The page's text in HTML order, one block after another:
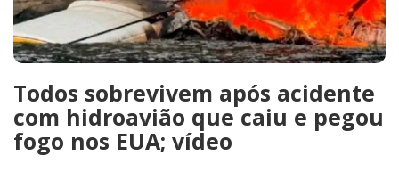
Todos sobrevivem após acidente
com hidroavião que caiu e pegou
fogo nos EUA; vídeo